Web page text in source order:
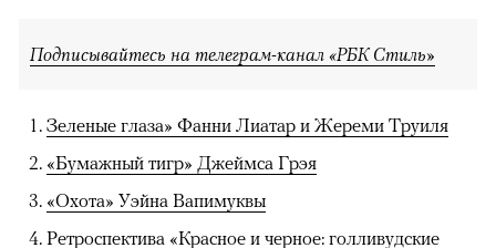
Подписывайтесь на телеграм-канал «РБК Стиль»
Зеленые глаза» Фанни Лиатар и Жереми Труиля
«Бумажный тигр» Джеймса Грэя
«Охота» Уэйна Вапимуквы
Ретроспектива «Красное и черное: голливудские